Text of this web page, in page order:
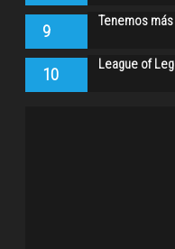
9 Tenemos
10 League of